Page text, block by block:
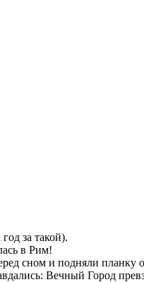
за такой).
в Рим!
сном и подняли планку
Вечный Город